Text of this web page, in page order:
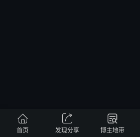

首页

发现分享

博主地带